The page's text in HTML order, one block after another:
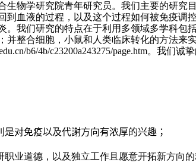
生物学研究院青年研究员。我们主要的研究
到血液的过程，以及这个过程如何被免疫调
。我们研究的特点在于利用多领域多学科包
并整合细胞，小鼠和人类临床转化的方法来
b6/4b/c23200a243275/page.htm。 我们诚
对免疫以及代謝方向有浓厚的兴趣；
业道德，以及独立工作且愿意开拓新方向的